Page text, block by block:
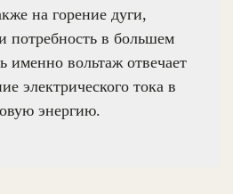
на горение дуги,
потребность в большем
именно вольтаж отвечает
электрического тока в
энергию.